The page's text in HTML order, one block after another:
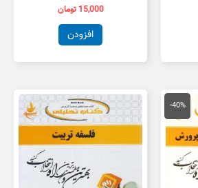
15,000 تومان
افزودن
-40%
134,000 تومان
قیمت
فعلی
80,000 تومان
است.